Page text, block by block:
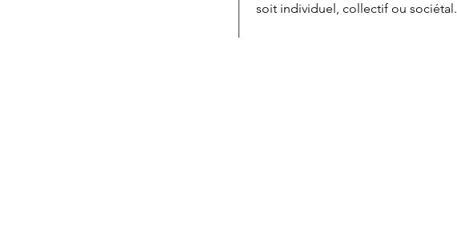
soit individuel, collectif ou sociétal.